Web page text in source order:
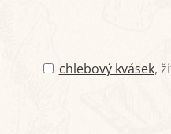
chlebový kvásek,